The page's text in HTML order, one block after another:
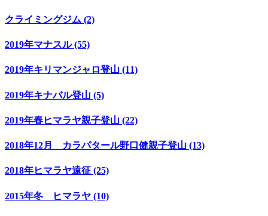
クライミングジム (2)
2019年マナスル (55)
2019年キリマンジャロ登山 (11)
2019年キナバル登山 (5)
2019年春ヒマラヤ親子登山 (22)
2018年12月 カラパタール野口健親子登山 (13)
2018年ヒマラヤ遠征 (25)
2015年冬 ヒマラヤ (10)